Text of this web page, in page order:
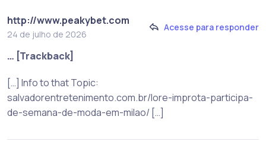
http://www.peakybet.com
24 de julho de 2026
Acesse para responder
… [Trackback]
[…] Info to that Topic:
salvadorentretenimento.com.br/lore-improta-participa-
de-semana-de-moda-em-milao/ […]